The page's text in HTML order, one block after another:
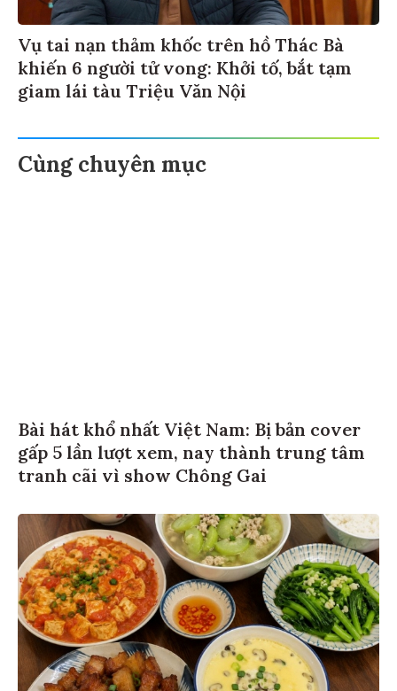
Vụ tai nạn thảm khốc trên hồ Thác Bà
khiến 6 người tử vong: Khởi tố, bắt tạm
giam lái tàu Triệu Văn Nội
Cùng chuyên mục
Bài hát khổ nhất Việt Nam: Bị bản cover
gấp 5 lần lượt xem, nay thành trung tâm
tranh cãi vì show Chông Gai